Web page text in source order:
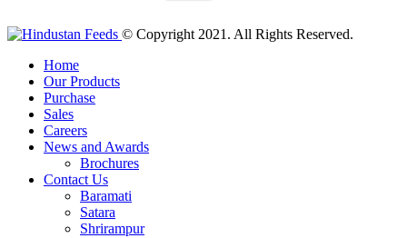
© Copyright 2021. All Rights Reserved.
Home
Our Products
Purchase
Sales
Careers
News and Awards
Brochures
Contact Us
Baramati
Satara
Shrirampur